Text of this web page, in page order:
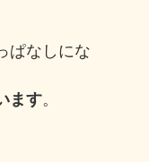
ぱなしにな
ます。